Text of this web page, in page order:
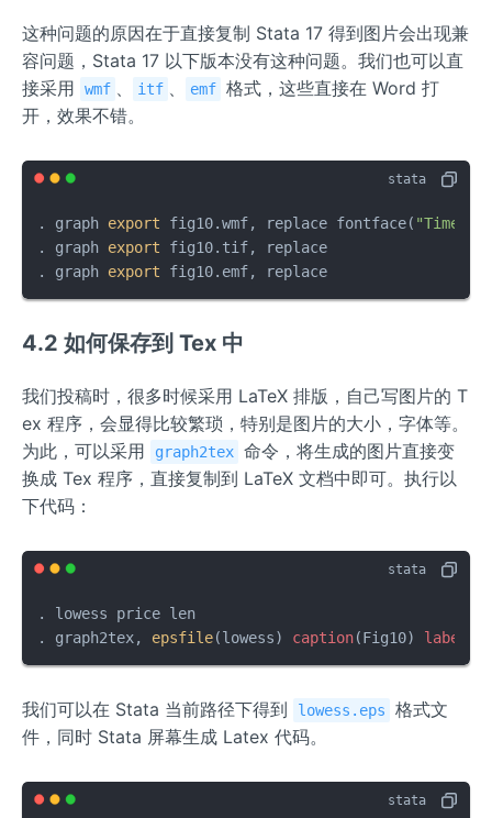
这种问题的原因在于直接复制 Stata 17 得到图片会出现兼
容问题，Stata 17 以下版本没有这种问题。我们也可以直
接采用
wmf itf emf 格式，这些直接在 Word 打
开，效果不错。
. graph export fig10.wmf, replace fontface( "Times
. graph export fig10.tif, replace
. graph export fig10.emf, replace
4.2 如何保存到 Tex 中
我们投稿时，很多时候采用 LaTeX 排版，自己写图片的 T
ex 程序，会显得比较繁琐，特别是图片的大小，字体等。
为此，可以采用
graph2tex 命令，将生成的图片直接变
换成 Tex 程序，直接复制到 LaTeX 文档中即可。执行以
下代码：
. lowess price len
. graph2tex, epsfile(lowess) caption(Fig10) label
我们可以在 Stata 当前路径下得到 lowess.eps
格式文
件，同时 Stata 屏幕生成 Latex 代码。